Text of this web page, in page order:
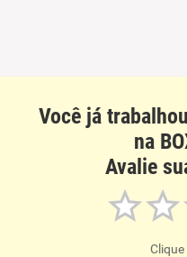
Você já
na
Avalie